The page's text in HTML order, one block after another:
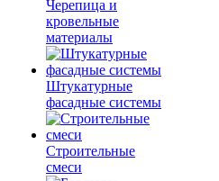
Черепица и
кровельные
материалы
Штукатурные
фасадные системы
Строительные
смеси